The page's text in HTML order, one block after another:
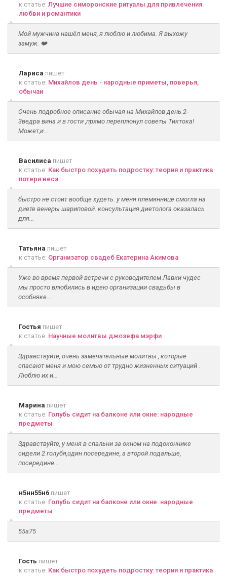
к статье: Лучшие симоронские ритуалы для привлечения
любви и романтики
Мой мужчина нашёл меня, я люблю и любима. Я выхожу
замуж. ❤️
Лариса пишет
к статье: Михайлов день - народные приметы, поверья,
обычаи
Очень подробное описание обычая на Михайлов день.2-
3ведра вина и в гости ,прямо переплюнул советы Тиктока!
Может,и...
Василиса пишет
к статье: Как быстро похудеть подростку: теория и практика
потери веса
быстро не стоит вообще худеть. у меня племяннице смогла на
диете венеры шариповой. консультация диетолога оказалась
для...
Татьяна пишет
к статье: Организатор свадеб Екатерина Акимова
Уже во время первой встречи с руководителем Лавки чудес
мы просто влюбились в идею организации свадьбы в
особняке...
Гостья пишет
к статье: Научные молитвы джозефа мэрфи
Здравствуйте, очень замечательные молитвы , которые
спасают меня и мою семью от трудно жизненных ситуаций .
Люблю их и...
Марина пишет
к статье: Голубь сидит на балконе или окне: народные
предметы
Здравствуйте, у меня в спальни за окном на подоконнике
сидели 2 голубя,один посередине, а второй подальше,
посередине...
н5нн55н6 пишет
к статье: Голубь сидит на балконе или окне: народные
предметы
55а75
Гость пишет
к статье: Как быстро похудеть подростку: теория и практика